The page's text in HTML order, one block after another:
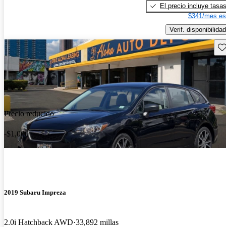
El precio incluye tasas
$341/mes
Verif. disponibilidad
Precio reducido
-$1,000
2019 Subaru Impreza
2.0i Hatchback AWD 33,892 millas